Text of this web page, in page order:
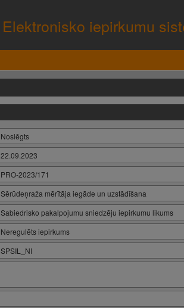
Elektronisko iepirkumu
Noslēgts
22.09.2023
PRO-2023/171
Sērūdeņraža mērītāja iegāde un uzstādīšana
Sabiedrisko pakalpojumu sniedzēju iepirkumu likums
Neregulēts iepirkums
SPSIL_NI